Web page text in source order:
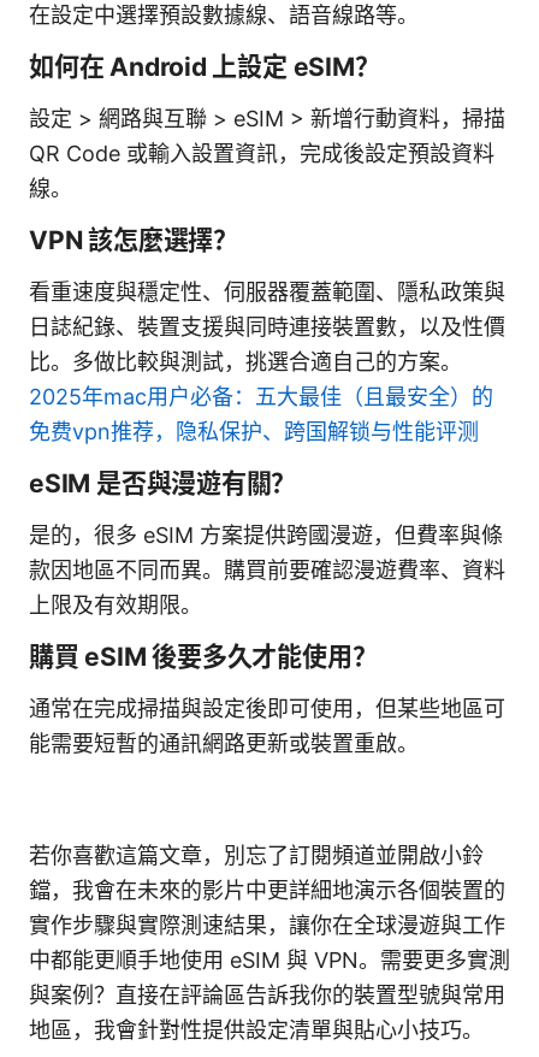
在設定中選擇預設數據線、語音線路等。
如何在 Android 上設定 eSIM？
設定 > 網路與互聯 > eSIM > 新增行動資料，掃描
QR Code 或輸入設置資訊，完成後設定預設資料
線。
VPN 該怎麼選擇？
看重速度與穩定性、伺服器覆蓋範圍、隱私政策與
日誌紀錄、裝置支援與同時連接裝置數，以及性價
比。多做比較與測試，挑選合適自己的方案。
2025年mac用户必备：五大最佳（且最安全）的
免费vpn推荐，隐私保护、跨国解锁与性能评测
eSIM 是否與漫遊有關？
是的，很多 eSIM 方案提供跨國漫遊，但費率與條
款因地區不同而異。購買前要確認漫遊費率、資料
上限及有效期限。
購買 eSIM 後要多久才能使用？
通常在完成掃描與設定後即可使用，但某些地區可
能需要短暫的通訊網路更新或裝置重啟。
若你喜歡這篇文章，別忘了訂閱頻道並開啟小鈴
鐺，我會在未來的影片中更詳細地演示各個裝置的
實作步驟與實際測速結果，讓你在全球漫遊與工作
中都能更順手地使用 eSIM 與 VPN。需要更多實測
與案例？直接在評論區告訴我你的裝置型號與常用
地區，我會針對性提供設定清單與貼心小技巧。